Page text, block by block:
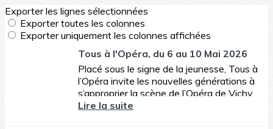
Exporter les lignes sélectionnées
Exporter toutes les colonnes
Exporter uniquement les colonnes affichées
Tous à l'Opéra, du 6 au 10 Mai 2026
Placé sous le signe de la jeunesse, Tous à
l’Opéra invite les nouvelles générations à
s’approprier la scène de l’Opéra de Vichy
du 6 au 10 mai 2026.
Lire la suite